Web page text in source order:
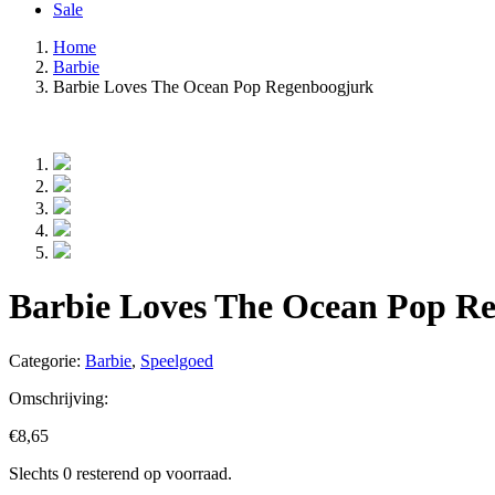
Sale
Home
Barbie
Barbie Loves The Ocean Pop Regenboogjurk
Barbie Loves The Ocean Pop
Categorie: Barbie, Speelgoed
Omschrijving:
€8,65
Slechts 0 resterend op voorraad.